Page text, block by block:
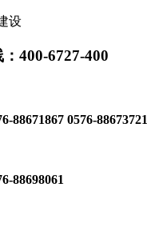
设
400-6727-400
88671867 0576-88673721
88698061